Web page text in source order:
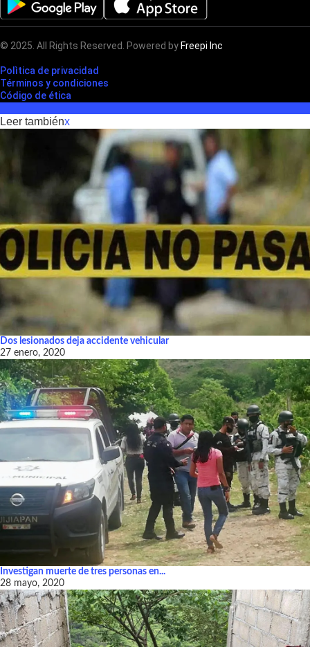
© 2025. All Rights Reserved. Powered by Freepi Inc
Polìtica de privacidad
Términos y condiciones
Código de ética
Leer tambiénx
Dos lesionados deja accidente vehicular
27 enero, 2020
Investigan muerte de tres personas en...
28 mayo, 2020